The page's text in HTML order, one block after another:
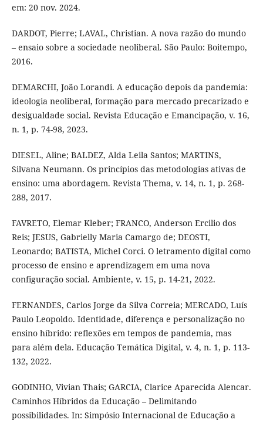
em: 20 nov. 2024.
DARDOT, Pierre; LAVAL, Christian. A nova razão do mundo
– ensaio sobre a sociedade neoliberal. São Paulo: Boitempo,
2016.
DEMARCHI, João Lorandi. A educação depois da pandemia:
ideologia neoliberal, formação para mercado precarizado e
desigualdade social. Revista Educação e Emancipação, v. 16,
n. 1, p. 74-98, 2023.
DIESEL, Aline; BALDEZ, Alda Leila Santos; MARTINS,
Silvana Neumann. Os princípios das metodologias ativas de
ensino: uma abordagem. Revista Thema, v. 14, n. 1, p. 268-
288, 2017.
FAVRETO, Elemar Kleber; FRANCO, Anderson Ercilio dos
Reis; JESUS, Gabrielly Maria Camargo de; DEOSTI,
Leonardo; BATISTA, Michel Corci. O letramento digital como
processo de ensino e aprendizagem em uma nova
configuração social. Ambiente, v. 15, p. 14-21, 2022.
FERNANDES, Carlos Jorge da Silva Correia; MERCADO, Luís
Paulo Leopoldo. Identidade, diferença e personalização no
ensino híbrido: reflexões em tempos de pandemia, mas
para além dela. Educação Temática Digital, v. 4, n. 1, p. 113-
132, 2022.
GODINHO, Vivian Thais; GARCIA, Clarice Aparecida Alencar.
Caminhos Híbridos da Educação – Delimitando
possibilidades. In: Simpósio Internacional de Educação a